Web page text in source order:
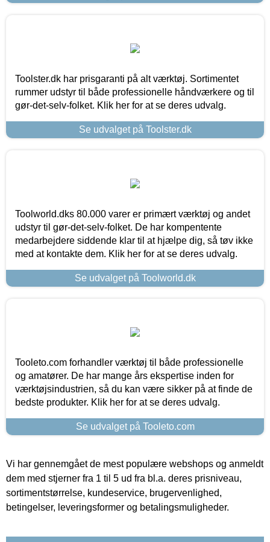
Toolster.dk har prisgaranti på alt værktøj. Sortimentet
rummer udstyr til både professionelle håndværkere og til
gør-det-selv-folket. Klik her for at se deres udvalg.
Se udvalget på Toolster.dk
Toolworld.dks 80.000 varer er primært værktøj og andet
udstyr til gør-det-selv-folket. De har kompentente
medarbejdere siddende klar til at hjælpe dig, så tøv ikke
med at kontakte dem. Klik her for at se deres udvalg.
Se udvalget på Toolworld.dk
Tooleto.com forhandler værktøj til både professionelle
og amatører. De har mange års ekspertise inden for
værktøjsindustrien, så du kan være sikker på at finde de
bedste produkter. Klik her for at se deres udvalg.
Se udvalget på Tooleto.com
Vi har gennemgået de mest populære webshops og anmeldt
dem med stjerner fra 1 til 5 ud fra bl.a. deres prisniveau,
sortimentstørrelse, kundeservice, brugervenlighed,
betingelser, leveringsformer og betalingsmuligheder.